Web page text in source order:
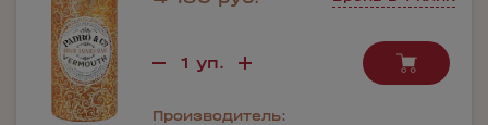
Производитель: